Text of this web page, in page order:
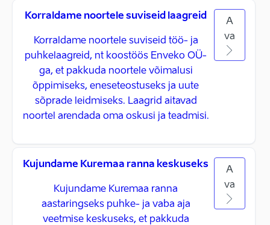
Korraldame noortele suviseid laagreid
Korraldame noortele suviseid töö- ja
puhkelaagreid, nt koostöös Enveko OÜ-
ga, et pakkuda noortele võimalusi
õppimiseks, eneseteostuseks ja uute
sõprade leidmiseks. Laagrid aitavad
noortel arendada oma oskusi ja teadmisi.
A
va
Kujundame Kuremaa ranna keskuseks
Kujundame Kuremaa ranna
aastaringseks puhke- ja vaba aja
veetmise keskuseks, et pakkuda
A
va